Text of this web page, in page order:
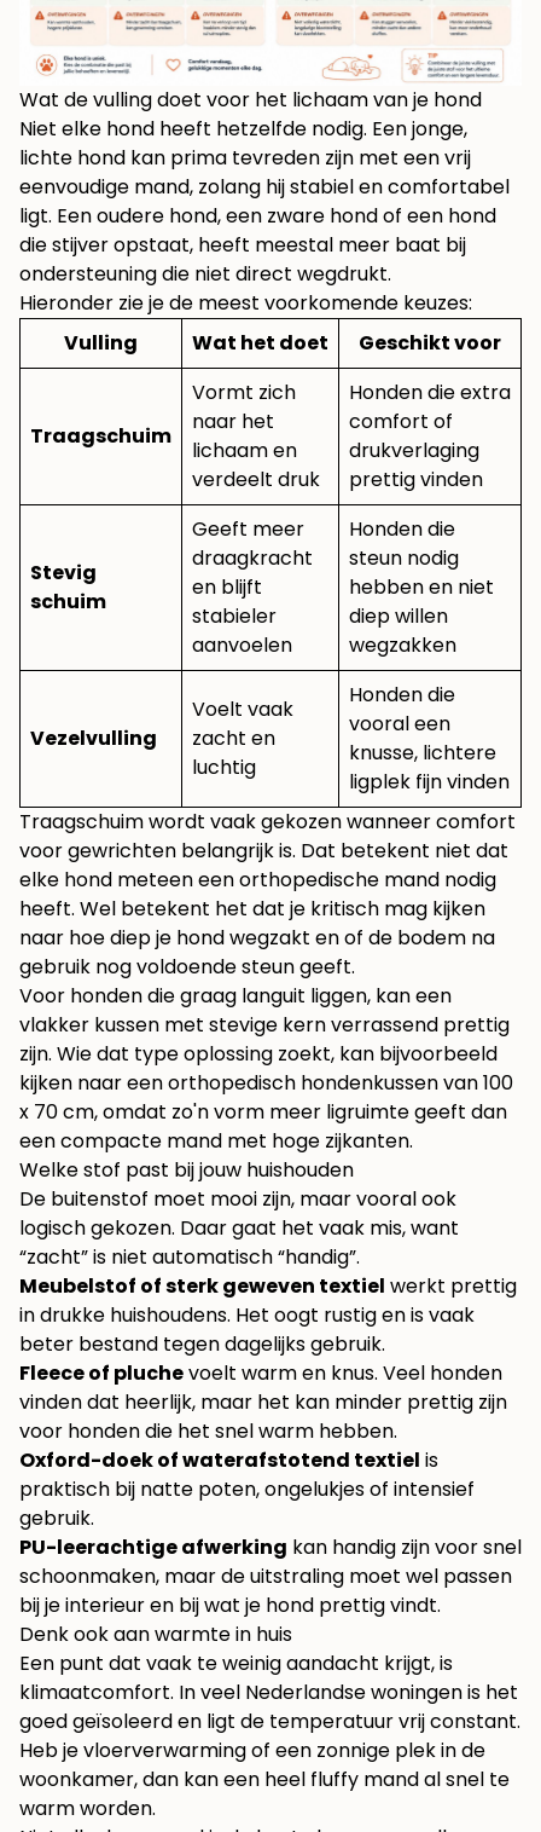
Wat de vulling doet voor het lichaam van je hond
Niet elke hond heeft hetzelfde nodig. Een jonge,
lichte hond kan prima tevreden zijn met een vrij
eenvoudige mand, zolang hij stabiel en comfortabel
ligt. Een oudere hond, een zware hond of een hond
die stijver opstaat, heeft meestal meer baat bij
ondersteuning die niet direct wegdrukt.
Hieronder zie je de meest voorkomende keuzes:
Vulling
Wat het doet Geschikt voor
Traagschuim
Vormt zich
naar het
lichaam en
verdeelt druk
Honden die extra
comfort of
drukverlaging
prettig vinden
Stevig
schuim
Geeft meer
draagkracht
en blijft
stabieler
aanvoelen
Honden die
steun nodig
hebben en niet
diep willen
wegzakken
Vezelvulling
Voelt vaak
zacht en
luchtig
Honden die
vooral een
knusse, lichtere
ligplek fijn vinden
Traagschuim wordt vaak gekozen wanneer comfort
voor gewrichten belangrijk is. Dat betekent niet dat
elke hond meteen een orthopedische mand nodig
heeft. Wel betekent het dat je kritisch mag kijken
naar hoe diep je hond wegzakt en of de bodem na
gebruik nog voldoende steun geeft.
Voor honden die graag languit liggen, kan een
vlakker kussen met stevige kern verrassend prettig
zijn. Wie dat type oplossing zoekt, kan bijvoorbeeld
kijken naar eenorthopedisch hondenkussen van 100
x 70 cm, omdat zo'n vorm meer ligruimte geeft dan
een compacte mand met hoge zijkanten.
Welke stof past bij jouw huishouden
De buitenstof moet mooi zijn, maar vooral ook
logisch gekozen. Daar gaat het vaak mis, want
“zacht” is niet automatisch “handig”.
Meubelstof of sterk geweven textiel werkt prettig
in drukke huishoudens. Het oogt rustig en is vaak
beter bestand tegen dagelijks gebruik.
Fleece of pluchevoelt warm en knus. Veel honden
vinden dat heerlijk, maar het kan minder prettig zijn
voor honden die het snel warm hebben.
Oxford-doek of waterafstotend textiel is
praktisch bij natte poten, ongelukjes of intensief
gebruik.
PU-leerachtige afwerking kan handig zijn voor snel
schoonmaken, maar de uitstraling moet wel passen
bij je interieur en bij wat je hond prettig vindt.
Denk ook aan warmte in huis
Een punt dat vaak te weinig aandacht krijgt, is
klimaatcomfort. In veel Nederlandse woningen is het
goed geïsoleerd en ligt de temperatuur vrij constant.
Heb je vloerverwarming of een zonnige plek in de
woonkamer, dan kan een heel fluffy mand al snel te
warm worden.